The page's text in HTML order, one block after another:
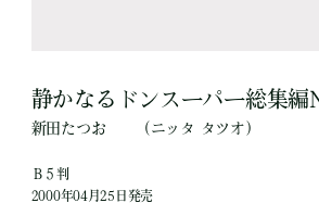
静かなるドンスーパー総集編
新田たつお （ニッタ タツオ）
Ｂ５判
2000年04月25日発売